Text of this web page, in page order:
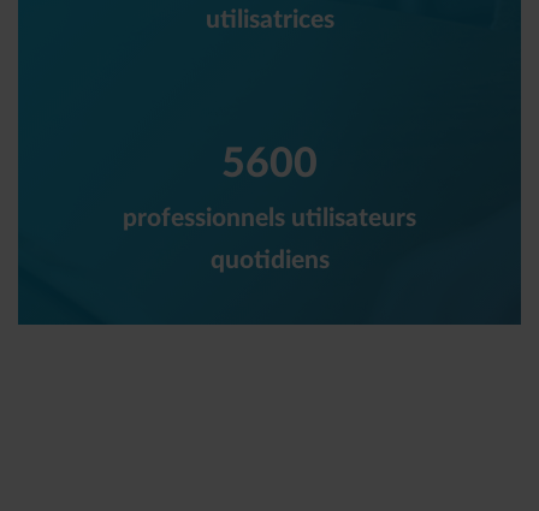
utilisatrices
5600
professionnels utilisateurs
quotidiens